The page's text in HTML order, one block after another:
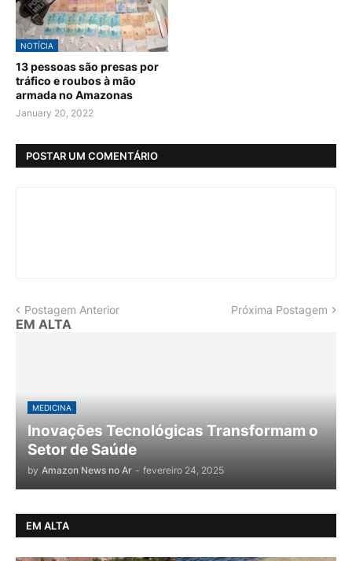
NOTÍCIA
13 pessoas são presas por
tráfico e roubos à mão
armada no Amazonas
January 20, 2022
POSTAR UM COMENTÁRIO
Postagem Anterior Próxima Postagem
EM ALTA
MEDICINA
Inovações Tecnológicas Transformam o
Setor de Saúde
by Amazon News no Ar - fevereiro 24, 2025
EM ALTA